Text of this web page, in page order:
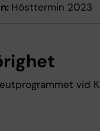
Hösttermin 2023
vid